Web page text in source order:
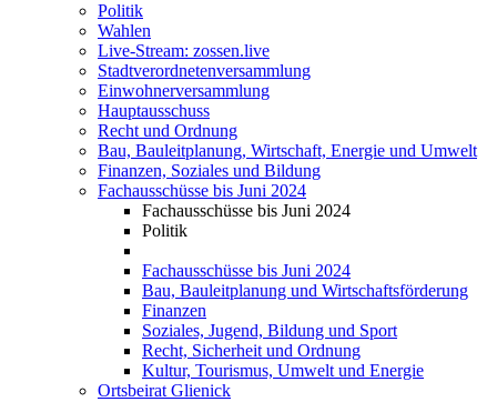
Politik
Wahlen
Live-Stream: zossen.live
Stadtverordnetenversammlung
Einwohnerversammlung
Hauptausschuss
Recht und Ordnung
Bau, Bauleitplanung, Wirtschaft, Energie und Umwelt
Finanzen, Soziales und Bildung
Fachausschüsse bis Juni 2024
Fachausschüsse bis Juni 2024
Politik
Fachausschüsse bis Juni 2024
Bau, Bauleitplanung und Wirtschaftsförderung
Finanzen
Soziales, Jugend, Bildung und Sport
Recht, Sicherheit und Ordnung
Kultur, Tourismus, Umwelt und Energie
Ortsbeirat Glienick